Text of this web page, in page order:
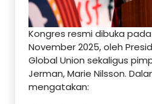
Kongres resmi dibuka
November 2025, oleh
Global Union sekaligus
Jerman, Marie Nilsson.
mengatakan: